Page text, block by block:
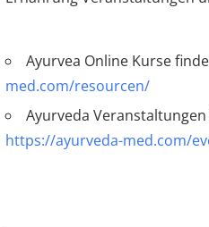
Ayurvea Online Kurse
med.com/resourcen/
Ayurveda
https://ayurveda-med.com/